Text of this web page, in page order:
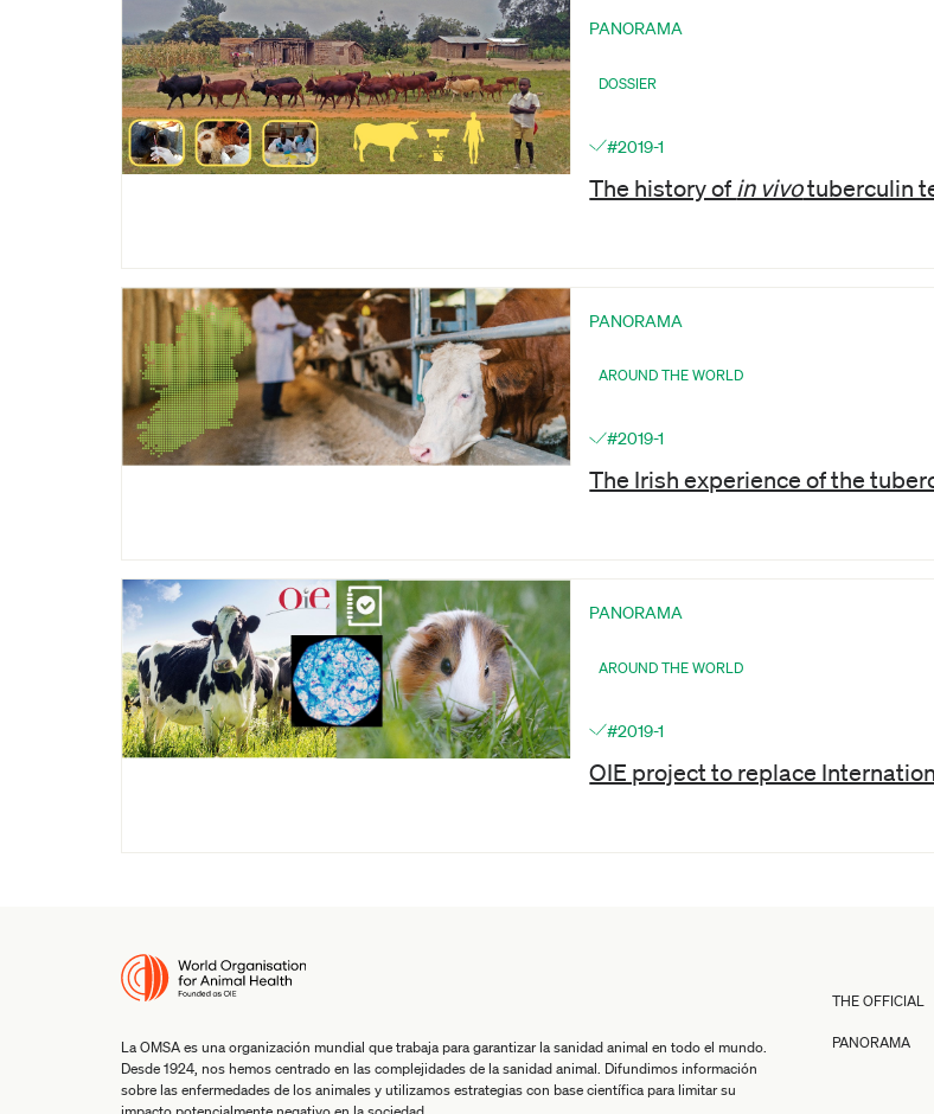
PANORAMA
DOSSIER
#2019-1
The history ofin vivotuberculin
PANORAMA
AROUND THE WORLD
#2019-1
The Irish experience of the
PANORAMA
AROUND THE WORLD
#2019-1
OIE project to replace
La OMSA es una organización mundial que trabaja para garantizar la sanidad animal en todo el mundo.
Desde 1924, nos hemos centrado en las complejidades de la sanidad animal. Difundimos información
sobre las enfermedades de los animales y utilizamos estrategias con base científica para limitar su
impacto potencialmente negativo en la sociedad.
THE OFFICIAL
PANORAMA